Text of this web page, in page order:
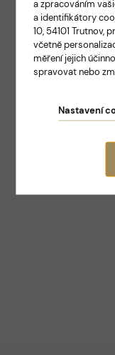
ELEGANCE A
a zpracováním
a identifikátory
10, 54101 Trutnov,
včetně
měření jejich
spravovat nebo
Nastavení